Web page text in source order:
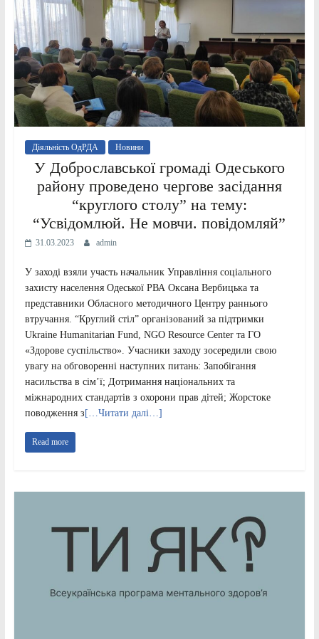
Діяльність ОдРДА Новини
У Доброславської громаді Одеського
району проведено чергове засiдання
“круглого столу” на тему:
“Усвідомлюй. Не мовчи. повідомляй”
31.03.2023 admin
У заході взяли участь начальник Управління соціального
захисту населення Одеської РВА Оксана Вербицька та
представники Обласного методичного Центру раннього
втручання. “Круглий стiл” організований за підтримки
Ukraine Humanitarian Fund, NGO Resource Center та ГО
«Здорове суспільство». Учасники заходу зосередили свою
увагу на обговоренні наступних питань: Запобігання
насильства в сім’ї; Дотримання національних та
міжнародних стандартів з охорони прав дітей; Жорстоке
поводження з […Читати далі…]
Read more